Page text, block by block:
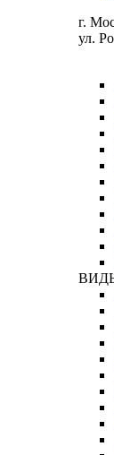
г.
ул.